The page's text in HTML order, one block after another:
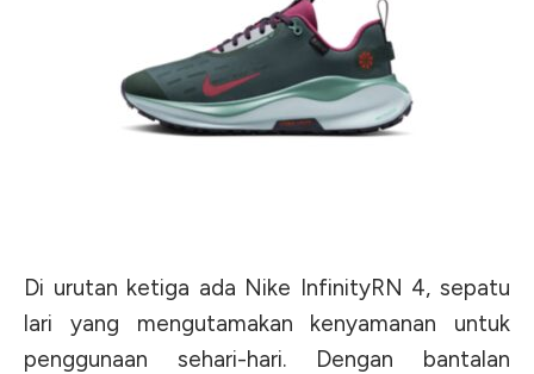
Di urutan ketiga ada Nike InfinityRN 4, sepatu
lari yang mengutamakan kenyamanan untuk
penggunaan sehari-hari. Dengan bantalan